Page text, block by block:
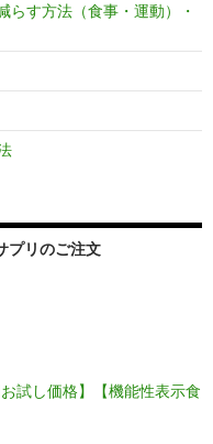
らす方法（食事・運動）・
プリのご注文
お試し価格】【機能性表示食